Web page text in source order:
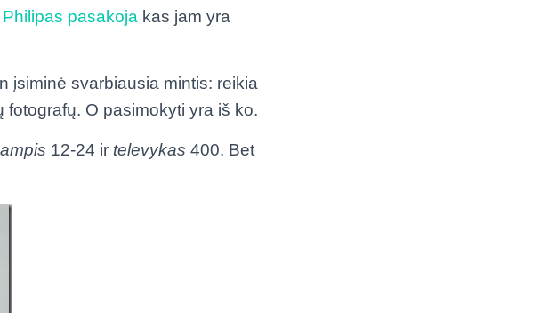
pasakoja kas jam yra
įsiminė svarbiausia mintis: reikia
fotografų. O pasimokyti yra iš ko.
12-24 ir televykas 400. Bet